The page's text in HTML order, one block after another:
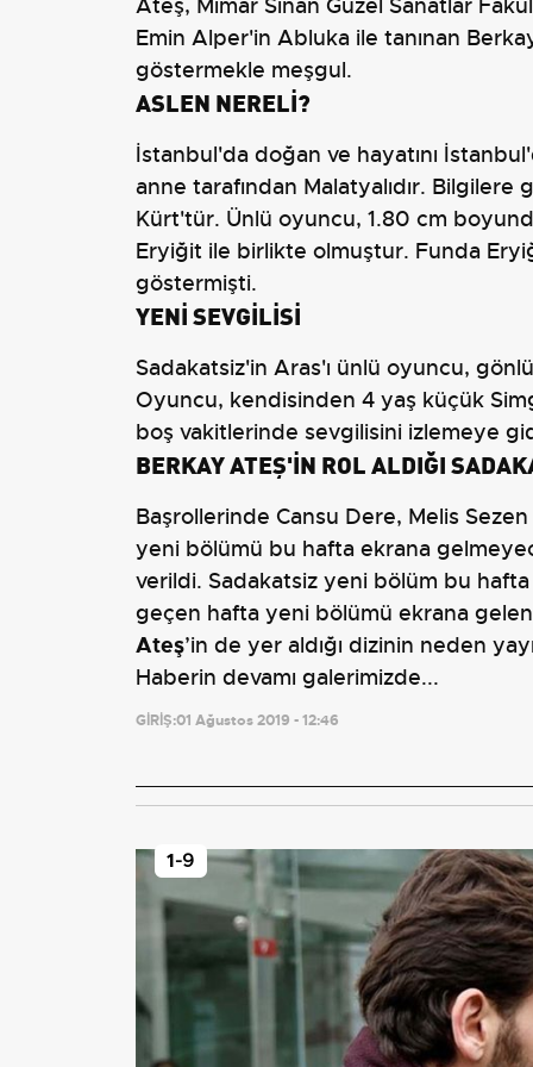
Ateş, Mimar Sinan Güzel Sanatlar
Emin Alper'in Abluka ile tanınan
göstermekle meşgul.
ASLEN NERELİ?
İstanbul'da doğan ve hayatını
anne tarafından Malatyalıdır.
Kürt'tür. Ünlü oyuncu, 1.80 cm
Eryiğit ile birlikte olmuştur. Funda
göstermişti.
YENİ SEVGİLİSİ
Sadakatsiz'in Aras'ı ünlü oyuncu,
Oyuncu, kendisinden 4 yaş küçük
boş vakitlerinde sevgilisini izlemeye
BERKAY ATEŞ'İN ROL ALDIĞI
Başrollerinde Cansu Dere, Melis
yeni bölümü bu hafta ekrana
verildi. Sadakatsiz yeni bölüm bu hafta
geçen hafta yeni bölümü ekrana
Ateş’in de yer aldığı dizinin neden
Haberin devamı galerimizde...
GİRİŞ:01 Ağustos 2019 - 12:46
1-9